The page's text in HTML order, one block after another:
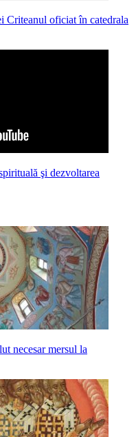
Criteanul oficiat în catedrala
şi dezvoltarea
necesar mersul la